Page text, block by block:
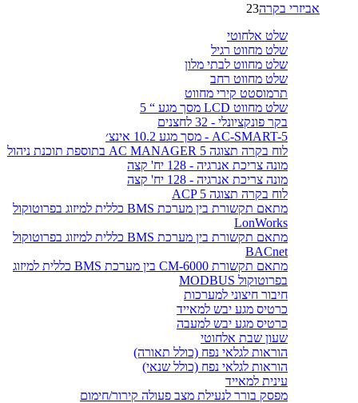
אביזרי בקרה23
שלט אלחוטי
שלט מחווט רגיל
שלט מחווט לבתי מלון
שלט מחווט רחב
תרמוסטט קירי מחווט
שלט מחווט LCD מסך מגע “ 5
בקר פונקציונלי - 32 לחצנים
AC-SMART-5 - מסך מגע 10.2 אינצ׳
לוח בקרה תצוגה AC MANAGER 5 בתוספת תוכנת ניהול
מונה צריכת אנרגיה - 128 יח' קצה
מונה צריכת אנרגיה - 128 יח' קצה
לוח בקרה תצוגה ACP 5
מתאם תקשורת בין מערכת BMS כללית למיזוג בפרוטוקול
LonWorks
מתאם תקשורת בין מערכת BMS כללית למיזוג בפרוטוקול
BACnet
מתאם תקשורת CM-6000 בין מערכת BMS כללית למיזוג
בפרוטוקול MODBUS
חיבור חיצוני למערכות
כרטיס מגע יבש למאייד
כרטיס מגע יבש למעבה
שעון שבת אלחוטי
הוראות לגלאי נפח (כולל תאורה)
הוראות לגלאי נפח (כולל שנאי)
עינית למאייד
מפסק בורר לנעילת מצב פעולה קירור/חימום